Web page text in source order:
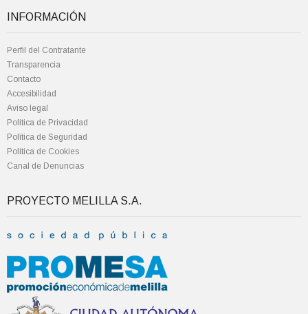
INFORMACIÓN
Perfil del Contratante
Transparencia
Contacto
Accesibilidad
Aviso legal
Política de Privacidad
Política de Seguridad
Política de Cookies
Canal de Denuncias
PROYECTO MELILLA S.A.